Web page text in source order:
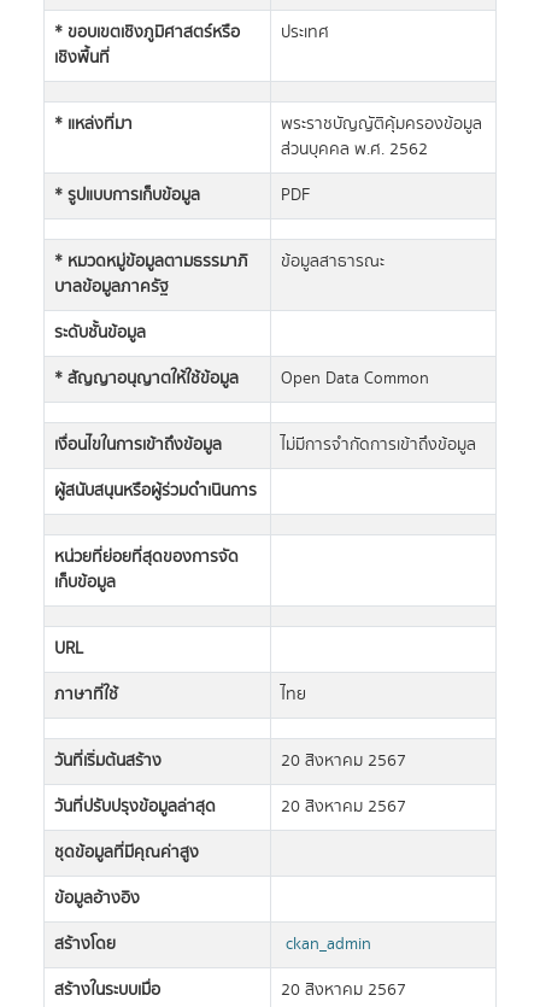
* ขอบเขตเชิงภูมิศาสตร์หรือ
เชิงพื้นที่
ประเทศ
* แหล่งที่มา
พระราชบัญญัติคุ้มครองข้อมูล
ส่วนบุคคล พ.ศ. 2562
* รูปแบบการเก็บข้อมูล
PDF
* หมวดหมู่ข้อมูลตามธรรมาภิ
บาลข้อมูลภาครัฐ
ข้อมูลสาธารณะ
ระดับชั้นข้อมูล
* สัญญาอนุญาตให้ใช้ข้อมูล
Open Data Common
เงื่อนไขในการเข้าถึงข้อมูล
ไม่มีการจำกัดการเข้าถึงข้อมูล
ผู้สนับสนุนหรือผู้ร่วมดำเนินการ
หน่วยที่ย่อยที่สุดของการจัด
เก็บข้อมูล
URL
ภาษาที่ใช้
ไทย
วันที่เริ่มต้นสร้าง
20 สิงหาคม 2567
วันที่ปรับปรุงข้อมูลล่าสุด
20 สิงหาคม 2567
ชุดข้อมูลที่มีคุณค่าสูง
ข้อมูลอ้างอิง
สร้างโดย
ckan_admin
สร้างในระบบเมื่อ
20 สิงหาคม 2567